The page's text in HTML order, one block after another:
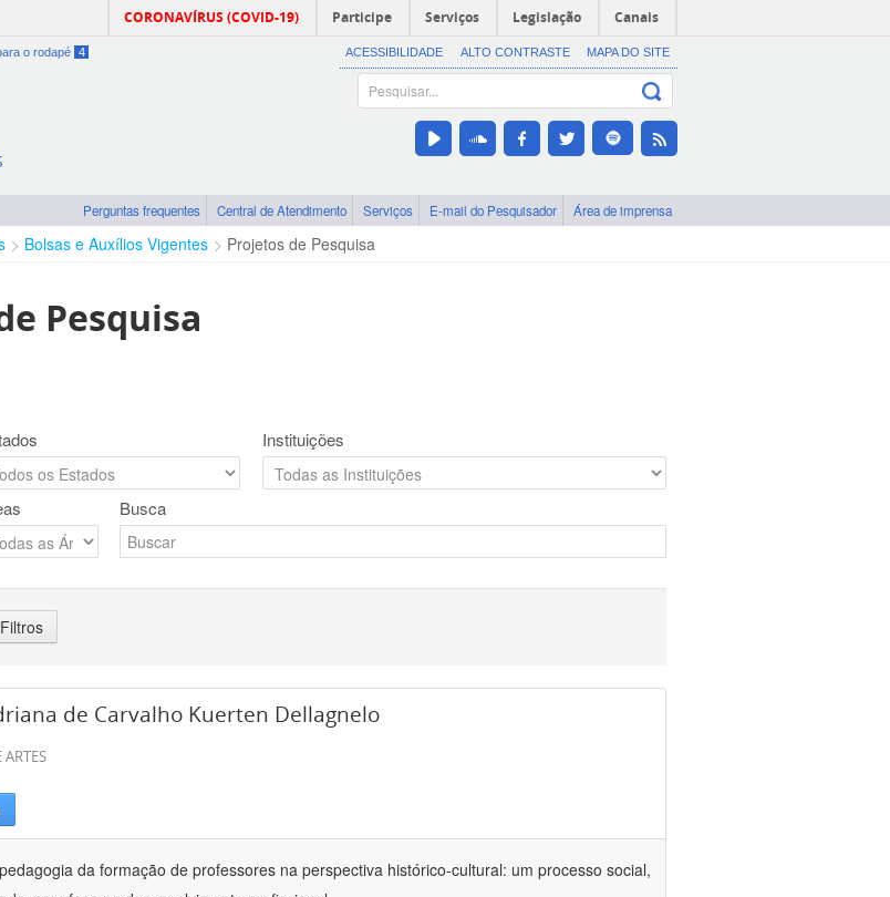
CORONAVÍRUS (COVID-19) Participe Serviços Legislação Canais
o rodapé 4 ACESSIBILIDADE ALTO CONTRASTE MAPA DO SITE
Perguntas frequentes Central de Atendimento Serviços E-mail do Pesquisador Área de imprensa
Bolsas e Auxílios Vigentes Projetos de Pesquisa
Pesquisa
Instituições
Busca
de Carvalho Kuerten Dellagnelo
ARTES
da formação de professores na perspectiva histórico-cultural: um processo social,